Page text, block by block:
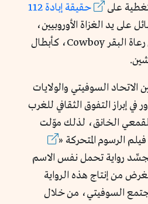
على
حقيقة إبادة 112
على يد الغزاة الأوروبيين،
بينما تم تصوير المحتلين رعاة البقر Cowboy، كأبطال
الاتحاد السوفيتي والولايات
في إبراز التفوق الثقافي للغرب
الخانق، لذلك موّلت
فيلم الرسوم المتحركة «
رواية تحمل نفس الاسم
من إنتاج هذه الرواية
السوفيتي، من خلال